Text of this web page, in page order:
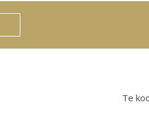
Te